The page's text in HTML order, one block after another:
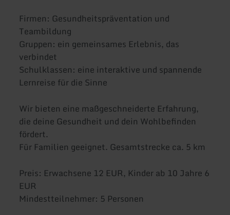
Firmen: Gesundheitspräventation und
Teambildung
Gruppen: ein gemeinsames Erlebnis, das
verbindet
Schulklassen: eine interaktive und spannende
Lernreise für die Sinne
Wir bieten eine maßgeschneiderte Erfahrung,
die deine Gesundheit und dein Wohlbefinden
fördert.
Für Familien geeignet. Gesamtstrecke ca. 5 km
Preis: Erwachsene 12 EUR, Kinder ab 10 Jahre 6
EUR
Mindestteilnehmer: 5 Personen